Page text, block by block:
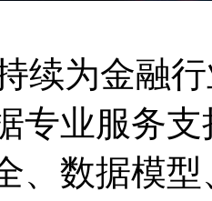
续为金融
业服务支持
、数据模